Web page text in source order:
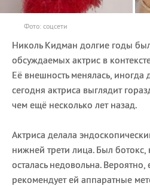
Фото: соцсети
Николь Кидман долгие годы
обсуждаемых актрис в
Её внешность менялась, иногда
сегодня актриса выглядит
чем ещё несколько лет назад.
Актриса делала
нижней трети лица. Был ботокс,
осталась недовольна. Вероятно,
рекомендует ей аппаратные